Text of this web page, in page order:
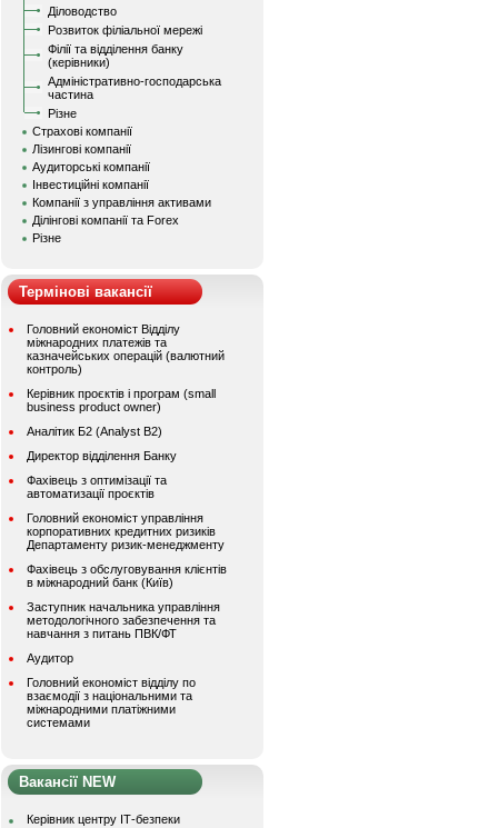
Діловодство
Розвиток філіальної мережі
Філії та відділення банку
(керівники)
Адміністративно-господарська
частина
Різне
Страхові компанії
Лізингові компанії
Аудиторські компанії
Інвестиційні компанії
Компанії з управління активами
Ділінгові компанії та Forex
Різне
Термінові вакансії
Головний економіст Відділу
міжнародних платежів та
казначейських операцій (валютний
контроль)
Керівник проєктів і програм (small
business product owner)
Аналітик Б2 (Analyst B2)
Директор відділення Банку
Фахівець з оптимізації та
автоматизації проєктів
Головний економіст управління
корпоративних кредитних ризиків
Департаменту ризик-менеджменту
Фахівець з обслуговування клієнтів
в міжнародний банк (Київ)
Заступник начальника управління
методологічного забезпечення та
навчання з питань ПВК/ФТ
Аудитор
Головний економіст відділу по
взаємодії з національними та
міжнародними платіжними
системами
Вакансії NEW
Керівник центру ІТ-безпеки